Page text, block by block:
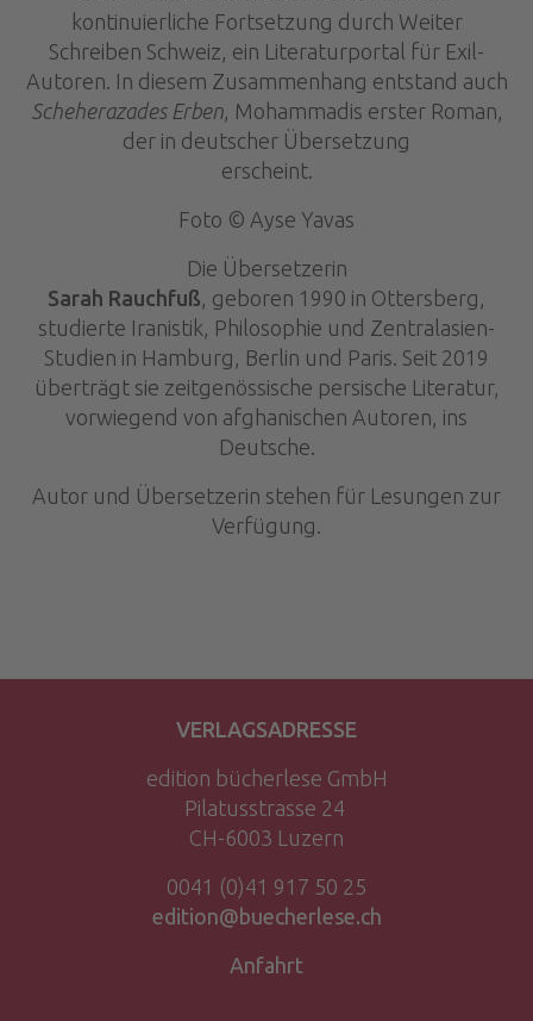
kontinuierliche Fortsetzung durch Weiter
Schreiben Schweiz, ein Literaturportal für Exil-
Autoren. In diesem Zusammenhang entstand auch
Scheherazades Erben, Mohammadis erster Roman,
der in deutscher Übersetzung
erscheint.
Foto © Ayse Yavas
Die Übersetzerin
Sarah Rauchfuß, geboren 1990 in Ottersberg,
studierte Iranistik, Philosophie und Zentralasien-
Studien in Hamburg, Berlin und Paris. Seit 2019
überträgt sie zeitgenössische persische Literatur,
vorwiegend von afghanischen Autoren, ins
Deutsche.
Autor und Übersetzerin stehen für Lesungen zur
Verfügung.
VERLAGSADRESSE
edition bücherlese GmbH
Pilatusstrasse 24
CH-6003 Luzern
0041 (0)41 917 50 25
edition@buecherlese.ch
Anfahrt